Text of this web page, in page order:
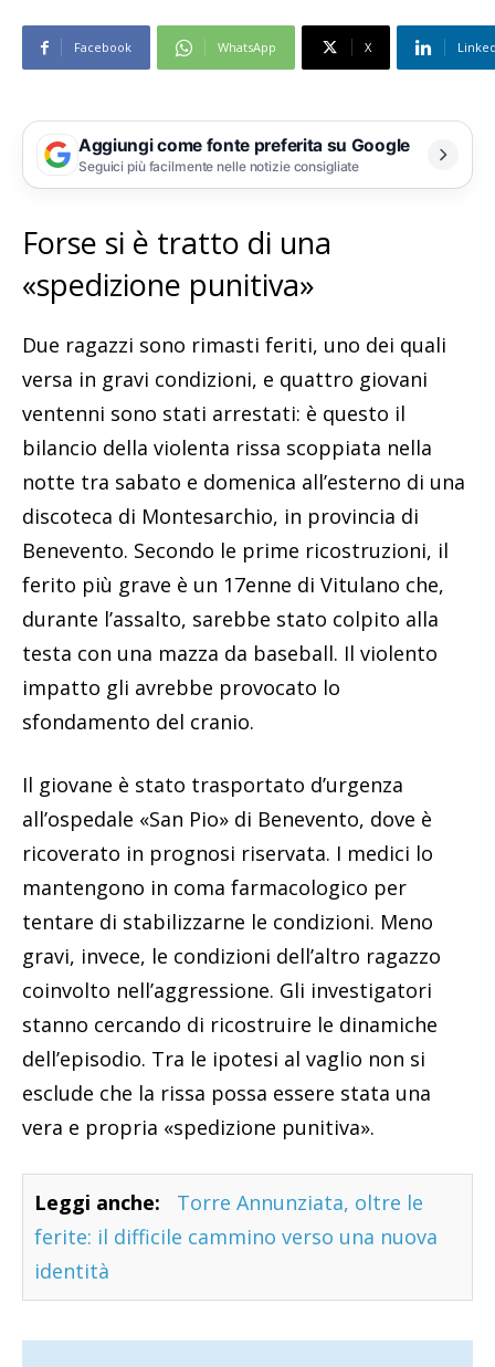
Facebook WhatsApp X
Aggiungi come fonte preferita su Google
Seguici più facilmente nelle notizie consigliate
Forse si è tratto di una
«spedizione punitiva»
Due ragazzi sono rimasti feriti, uno dei quali
versa in gravi condizioni, e quattro giovani
ventenni sono stati arrestati: è questo il
bilancio della violenta rissa scoppiata nella
notte tra sabato e domenica all’esterno di una
discoteca di Montesarchio, in provincia di
Benevento. Secondo le prime ricostruzioni, il
ferito più grave è un 17enne di Vitulano che,
durante l’assalto, sarebbe stato colpito alla
testa con una mazza da baseball. Il violento
impatto gli avrebbe provocato lo
sfondamento del cranio.
Il giovane è stato trasportato d’urgenza
all’ospedale «San Pio» di Benevento, dove è
ricoverato in prognosi riservata. I medici lo
mantengono in coma farmacologico per
tentare di stabilizzarne le condizioni. Meno
gravi, invece, le condizioni dell’altro ragazzo
coinvolto nell’aggressione. Gli investigatori
stanno cercando di ricostruire le dinamiche
dell’episodio. Tra le ipotesi al vaglio non si
esclude che la rissa possa essere stata una
vera e propria «spedizione punitiva».
Leggi anche:
Torre Annunziata, oltre le
ferite: il difficile cammino verso una nuova
identità